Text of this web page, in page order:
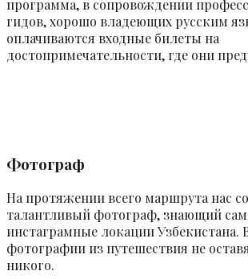
программа, в сопровождении
гидов, хорошо владеющих русским
оплачиваются входные билеты на
достопримечательности, где они
Фотограф
На протяжении всего маршрута нас
талантливый фотограф, знающий
инстаграмные локации Узбекистана.
фотографии из путешествия не
никого.